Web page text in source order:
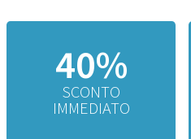
40%
SCONTO
IMMEDIATO